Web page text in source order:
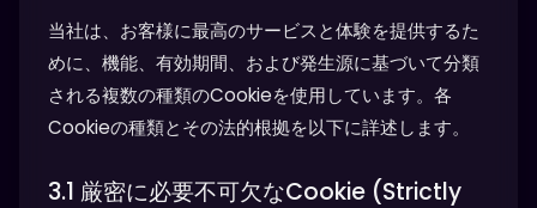
当社は、お客様に最高のサービスと体験を提供するた
めに、機能、有効期間、および発生源に基づいて分類
される複数の種類のCookieを使用しています。各
Cookieの種類とその法的根拠を以下に詳述します。
3.1 厳密に必要不可欠なCookie (Strictly